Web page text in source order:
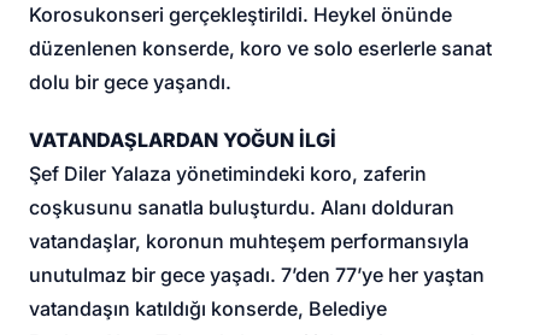
Korosukonseri gerçekleştirildi. Heykel önünde
düzenlenen konserde, koro ve solo eserlerle sanat
dolu bir gece yaşandı.
VATANDAŞLARDAN YOĞUN İLGİ
Şef Diler Yalaza yönetimindeki koro, zaferin
coşkusunu sanatla buluşturdu. Alanı dolduran
vatandaşlar, koronun muhteşem performansıyla
unutulmaz bir gece yaşadı. 7’den 77’ye her yaştan
vatandaşın katıldığı konserde, Belediye